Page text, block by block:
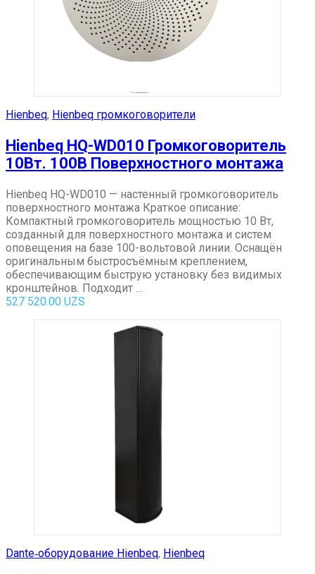
Hienbeq, Hienbeq громкоговорители
Hienbeq HQ-WD010 Громкоговоритель
10Вт. 100В Поверхностного монтажа
Hienbeq HQ-WD010 — настенный громкоговоритель
поверхностного монтажа Краткое описание:
Компактный громкоговоритель мощностью 10 Вт,
созданный для поверхностного монтажа и систем
оповещения на базе 100-вольтовой линии. Оснащён
оригинальным быстросъёмным креплением,
обеспечивающим быструю установку без видимых
кронштейнов. Подходит ...
527 520.00 UZS
Dante‑оборудование Hienbeq, Hienbeq